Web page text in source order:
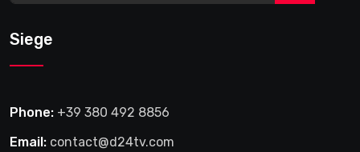
Siege
Phone: +39 380 492 8856
Email: contact@d24tv.com